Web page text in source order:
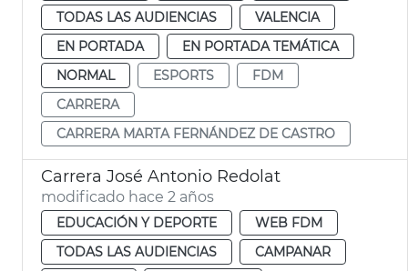
TODAS LAS AUDIENCIAS
VALENCIA
EN PORTADA
EN PORTADA TEMÁTICA
NORMAL
ESPORTS
FDM
CARRERA
CARRERA MARTA FERNÁNDEZ DE CASTRO
Carrera José Antonio Redolat
modificado hace 2 años
EDUCACIÓN Y DEPORTE
WEB FDM
TODAS LAS AUDIENCIAS
CAMPANAR